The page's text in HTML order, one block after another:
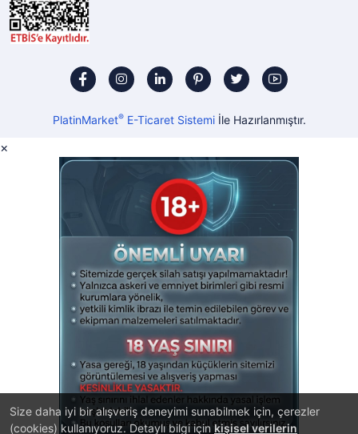
Size daha iyi bir alışveriş deneyimi sunabilmek için, çerezler
(cookies) kullanıyoruz. Detaylı bilgi için kişisel verilerin
PlatinMarket®E-Ticaret Sistemiİle Hazırlanmıştır.
×